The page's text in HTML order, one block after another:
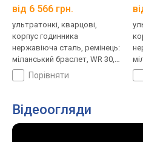
від 6 566 грн.
ультратонкі, кварцові,
корпус годинника
нержавіюча сталь, ремінець:
міланський браслет, WR 30,
Швеціяпорівняти
Відеоогляди